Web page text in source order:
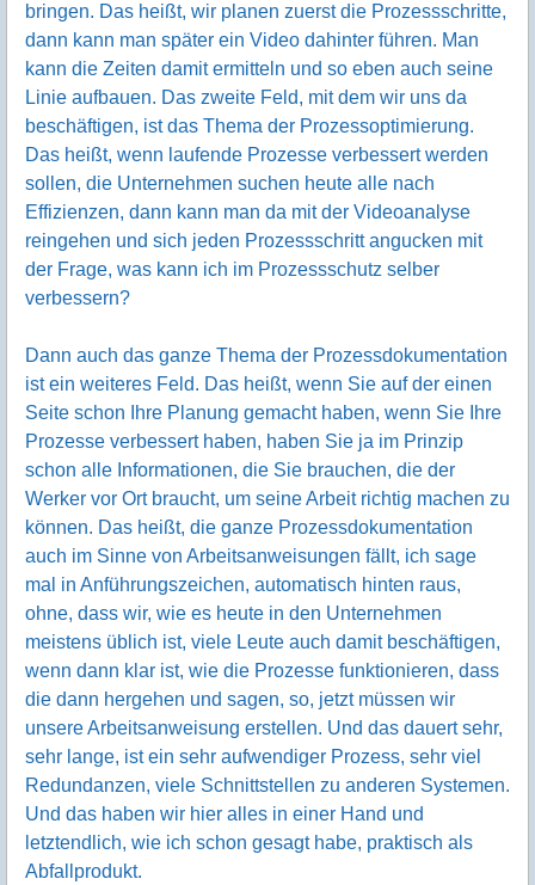
bringen. Das heißt, wir planen zuerst die Prozessschritte,
dann kann man später ein Video dahinter führen. Man
kann die Zeiten damit ermitteln und so eben auch seine
Linie aufbauen. Das zweite Feld, mit dem wir uns da
beschäftigen, ist das Thema der Prozessoptimierung.
Das heißt, wenn laufende Prozesse verbessert werden
sollen, die Unternehmen suchen heute alle nach
Effizienzen, dann kann man da mit der Videoanalyse
reingehen und sich jeden Prozessschritt angucken mit
der Frage, was kann ich im Prozessschutz selber
verbessern?
Dann auch das ganze Thema der Prozessdokumentation
ist ein weiteres Feld. Das heißt, wenn Sie auf der einen
Seite schon Ihre Planung gemacht haben, wenn Sie Ihre
Prozesse verbessert haben, haben Sie ja im Prinzip
schon alle Informationen, die Sie brauchen, die der
Werker vor Ort braucht, um seine Arbeit richtig machen zu
können. Das heißt, die ganze Prozessdokumentation
auch im Sinne von Arbeitsanweisungen fällt, ich sage
mal in Anführungszeichen, automatisch hinten raus,
ohne, dass wir, wie es heute in den Unternehmen
meistens üblich ist, viele Leute auch damit beschäftigen,
wenn dann klar ist, wie die Prozesse funktionieren, dass
die dann hergehen und sagen, so, jetzt müssen wir
unsere Arbeitsanweisung erstellen. Und das dauert sehr,
sehr lange, ist ein sehr aufwendiger Prozess, sehr viel
Redundanzen, viele Schnittstellen zu anderen Systemen.
Und das haben wir hier alles in einer Hand und
letztendlich, wie ich schon gesagt habe, praktisch als
Abfallprodukt.